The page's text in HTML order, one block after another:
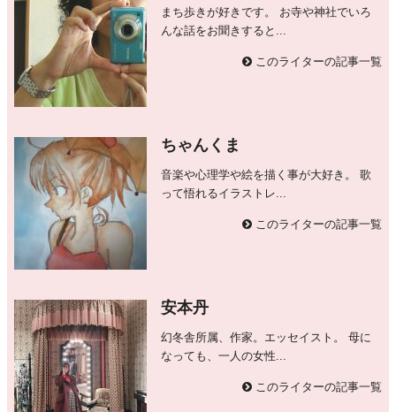
まち歩きが好きです。 お寺や神社でいろ
んな話をお聞きすると...
このライターの記事一覧
ちゃんくま
音楽や心理学や絵を描く事が大好き。 歌
って悟れるイラストレ...
このライターの記事一覧
安本丹
幻冬舎所属、作家。エッセイスト。 母に
なっても、一人の女性...
このライターの記事一覧